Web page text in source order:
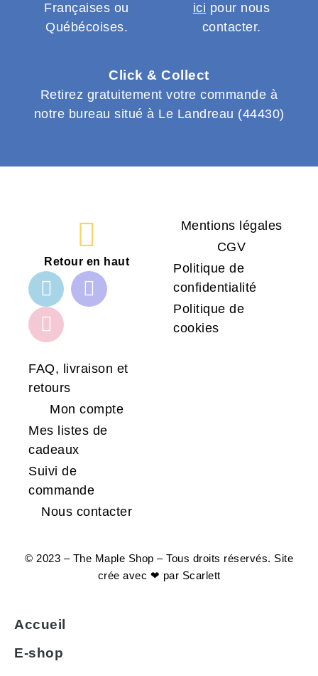
Françaises ou
Québécoises.
ici pour nous
contacter.
Click & Collect
Retirez gratuitement votre commande à
notre bureau situé à Le Landreau (44430)
FAQ, livraison et
retours
Mon compte
Mes listes de
cadeaux
Suivi de
commande
Nous contacter
Mentions légales
CGV
Politique de
confidentialité
Politique de
cookies
Retour en haut
© 2023 – The Maple Shop – Tous droits réservés. Site
crée avec ❤ par Scarlett
Accueil
E-shop